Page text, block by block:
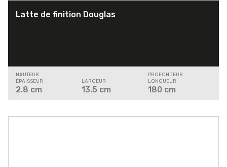
Latte de finition Douglas
HAUTEUR
ÉPAISSEUR
2.8 cm
LARGEUR
13.5 cm
PROFONDEUR
LONGUEUR
180 cm